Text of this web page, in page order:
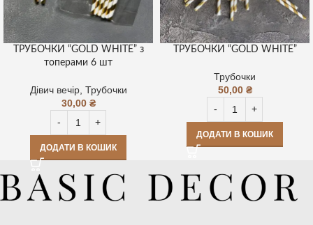
ТРУБОЧКИ “GOLD WHITE” з
топерами 6 шт
Дівич вечір, Трубочки
30,00 ₴
ДОДАТИ В КОШИК
ТРУБОЧКИ “GOLD WHITE”
Трубочки
50,00 ₴
ДОДАТИ В КОШИК